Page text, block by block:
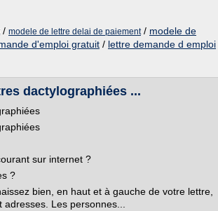
/ modele de lettre delai de paiement/ modele de
d'emploi gratuit / lettre demande d emploi
dactylographiées ...
sur internet ?
?
bien, en haut et à gauche de votre lettre,
Les personnes...